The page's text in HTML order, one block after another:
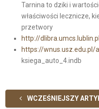
Tarnina to dziki i
właściwości lecznicze,
przetwory
http://
https://
ksiega_auto_4.indb
WCZEŚNIEJSZY